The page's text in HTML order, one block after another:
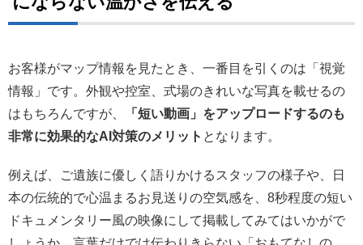
お客様がマップ情報を見たとき、一番目を引くのは「視覚
情報」です。外観や控室、式場のきれいな写真を載せるの
はもちろんですが、
「短い動画」をアップロードするのも
非常に効果的なAI対策のメリット となります。
例えば、ご遺族に優しく語りかけるスタッフの様子や、日
本の伝統的で心温まるお見送りの空気感を、8秒程度の短い
ドキュメンタリー風の映像にして掲載してみてはいかがで